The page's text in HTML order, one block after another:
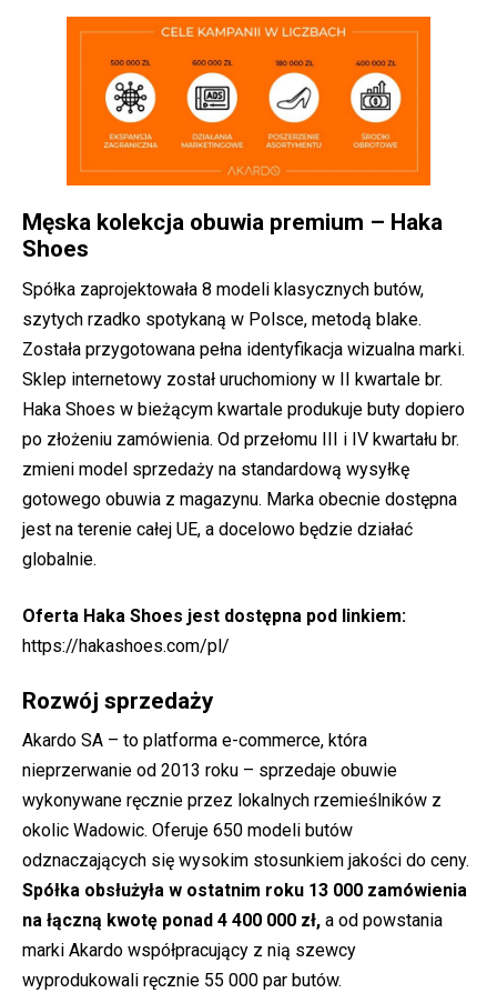
Męska kolekcja obuwia premium – Haka
Shoes
Spółka zaprojektowała 8 modeli klasycznych butów,
szytych rzadko spotykaną w Polsce, metodą blake.
Została przygotowana pełna identyfikacja wizualna marki.
Sklep internetowy został uruchomiony w II kwartale br.
Haka Shoes w bieżącym kwartale produkuje buty dopiero
po złożeniu zamówienia. Od przełomu III i IV kwartału br.
zmieni model sprzedaży na standardową wysyłkę
gotowego obuwia z magazynu. Marka obecnie dostępna
jest na terenie całej UE, a docelowo będzie działać
globalnie.
Oferta Haka Shoes jest dostępna pod linkiem:
https://hakashoes.com/pl/
Rozwój sprzedaży
Akardo SA – to platforma e-commerce, która
nieprzerwanie od 2013 roku – sprzedaje obuwie
wykonywane ręcznie przez lokalnych rzemieślników z
okolic Wadowic. Oferuje 650 modeli butów
odznaczających się wysokim stosunkiem jakości do ceny.
Spółka obsłużyła w ostatnim roku 13 000 zamówienia
na łączną kwotę ponad 4 400 000 zł, a od powstania
marki Akardo współpracujący z nią szewcy
wyprodukowali ręcznie 55 000 par butów.